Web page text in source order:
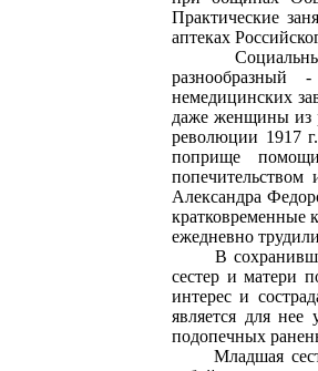
Практические
аптеках
Социальный
немедицинских
даже женщины из
революции 1917
поприще
попечительством
Александра
кратковременные
ежедневно
В
сестер и матери
интерес и
является для нее
подопечных
Младшая